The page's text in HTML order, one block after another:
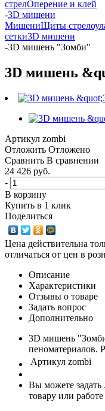
стрелОперение и клей
-3D мишени
МишениЩиты
сетки3D мишени
-3D мишень "Зомби"
3D мишень
Артикул zombi
Отложить Отложено
Сравнить В сравнении
24 426 руб.
-
В корзину
Купить в 1 клик
Поделиться
Цена действительна
отличаться от цен в
Описание
Характеристики
Отзывы о товаре
Задать вопрос
Дополнительно
3D мишень
пеноматериалов.
Артикул zombi
Вы можете
товару или